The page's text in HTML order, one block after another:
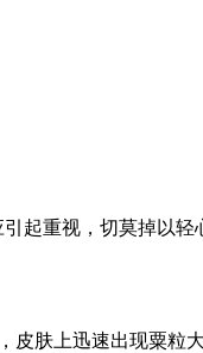
起重视，切莫掉以
肤上迅速出现粟粒